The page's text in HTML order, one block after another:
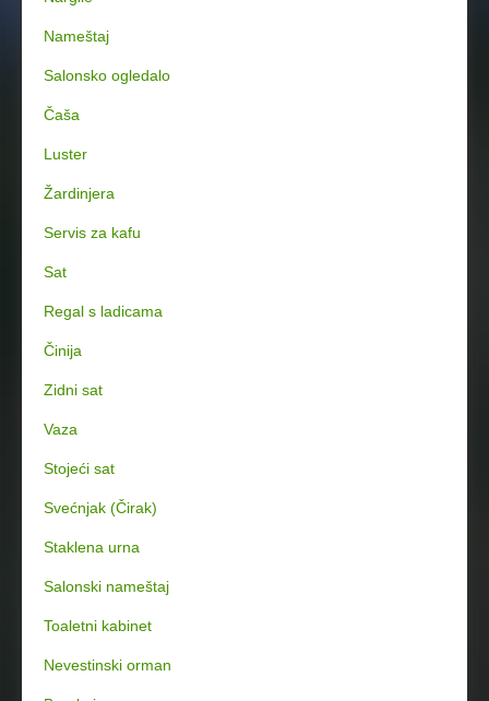
Nameštaj
Salonsko ogledalo
Čaša
Luster
Žardinjera
Servis za kafu
Sat
Regal s ladicama
Činija
Zidni sat
Vaza
Stojeći sat
Svećnjak (Čirak)
Staklena urna
Salonski nameštaj
Toaletni kabinet
Nevestinski orman